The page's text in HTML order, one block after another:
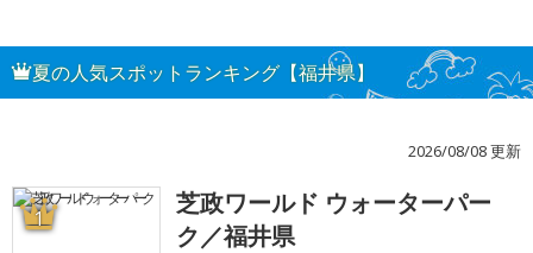
夏の人気スポットランキング【福井県】
2026/08/08 更新
1
芝政ワールド ウォーターパー
ク／福井県